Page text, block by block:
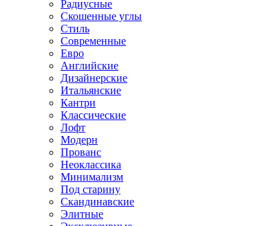
Радиусные
Скошенные углы
Стиль
Современные
Евро
Английские
Дизайнерские
Итальянские
Кантри
Классические
Лофт
Модерн
Прованс
Неоклассика
Минимализм
Под старину
Скандинавские
Элитные